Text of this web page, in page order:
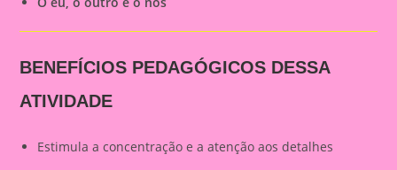
BENEFÍCIOS PEDAGÓGICOS DESSA
ATIVIDADE
Estimula a concentração e a atenção aos detalhes